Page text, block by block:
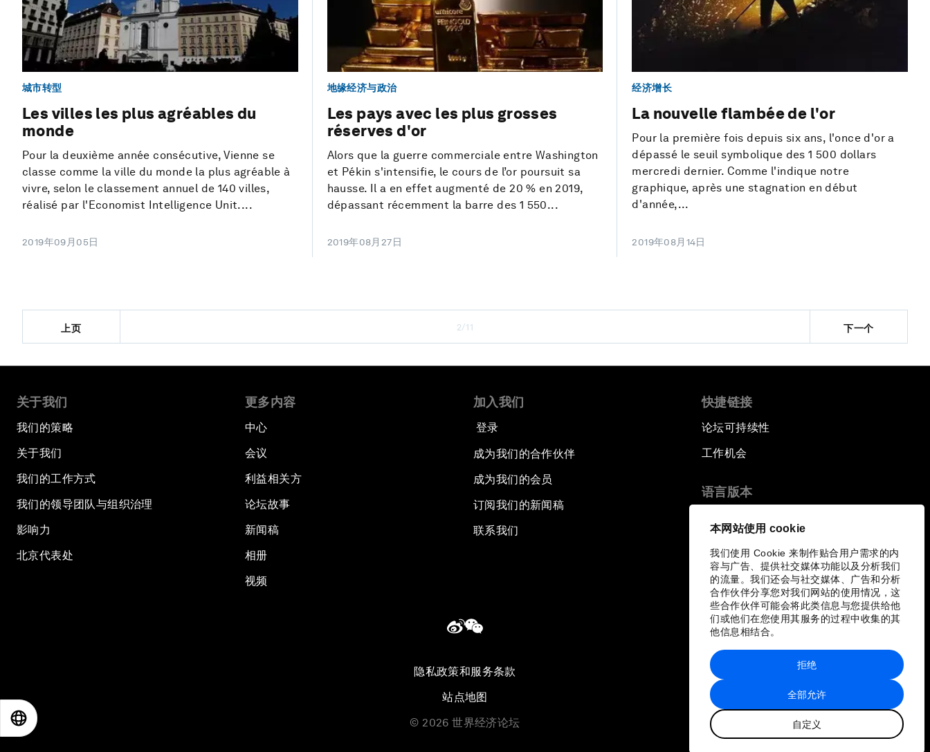
本网站使用 cookie
我们使用 Cookie 来制作贴合用户需求的内
容与广告、提供社交媒体功能以及分析我们
的流量。我们还会与社交媒体、广告和分析
合作伙伴分享您对我们网站的使用情况，这
些合作伙伴可能会将此类信息与您提供给他
们或他们在您使用其服务的过程中收集的其
他信息相结合。
全部允许
自定义
拒绝
城市转型
Les villes les plus agréables du
monde
Pour la deuxième année consécutive, Vienne se
classe comme la ville du monde la plus agréable à
vivre, selon le classement annuel de 140 villes,
réalisé par l'Economist Intelligence Unit....
2019年09月05日
地缘经济与政治
Les pays avec les plus grosses
réserves d'or
Alors que la guerre commerciale entre Washington
et Pékin s'intensifie, le cours de l’or poursuit sa
hausse. Il a en effet augmenté de 20 % en 2019,
dépassant récemment la barre des 1 550...
2019年08月27日
经济增长
La nouvelle flambée de l'or
Pour la première fois depuis six ans, l'once d'or a
dépassé le seuil symbolique des 1 500 dollars
mercredi dernier. Comme l'indique notre
graphique, après une stagnation en début
d'année,...
2019年08月14日
上页 2/11 下一个
关于我们
我们的策略
关于我们
我们的工作方式
我们的领导团队与组织治理
影响力
北京代表处
更多内容
中心
会议
利益相关方
论坛故事
新闻稿
相册
视频
加入我们
登录
成为我们的合作伙伴
成为我们的会员
订阅我们的新闻稿
联系我们
快捷链接
论坛可持续性
工作机会
语言版本
隐私政策和服务条款
站点地图
© 2026 世界经济论坛